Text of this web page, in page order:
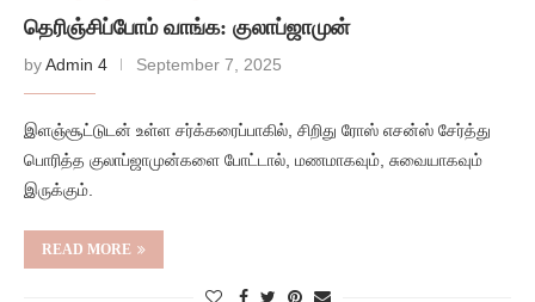
தெரிஞ்சிப்போம் வாங்க: குலாப்ஜாமுன்
byAdmin 4 September 7, 2025
இளஞ்சூட்டுடன் உள்ள சர்க்கரைப்பாகில், சிறிது ரோஸ் எசன்ஸ் சேர்த்து
பொரித்த குலாப்ஜாமுன்களை போட்டால், மணமாகவும், சுவையாகவும்
இருக்கும்.
READ MORE